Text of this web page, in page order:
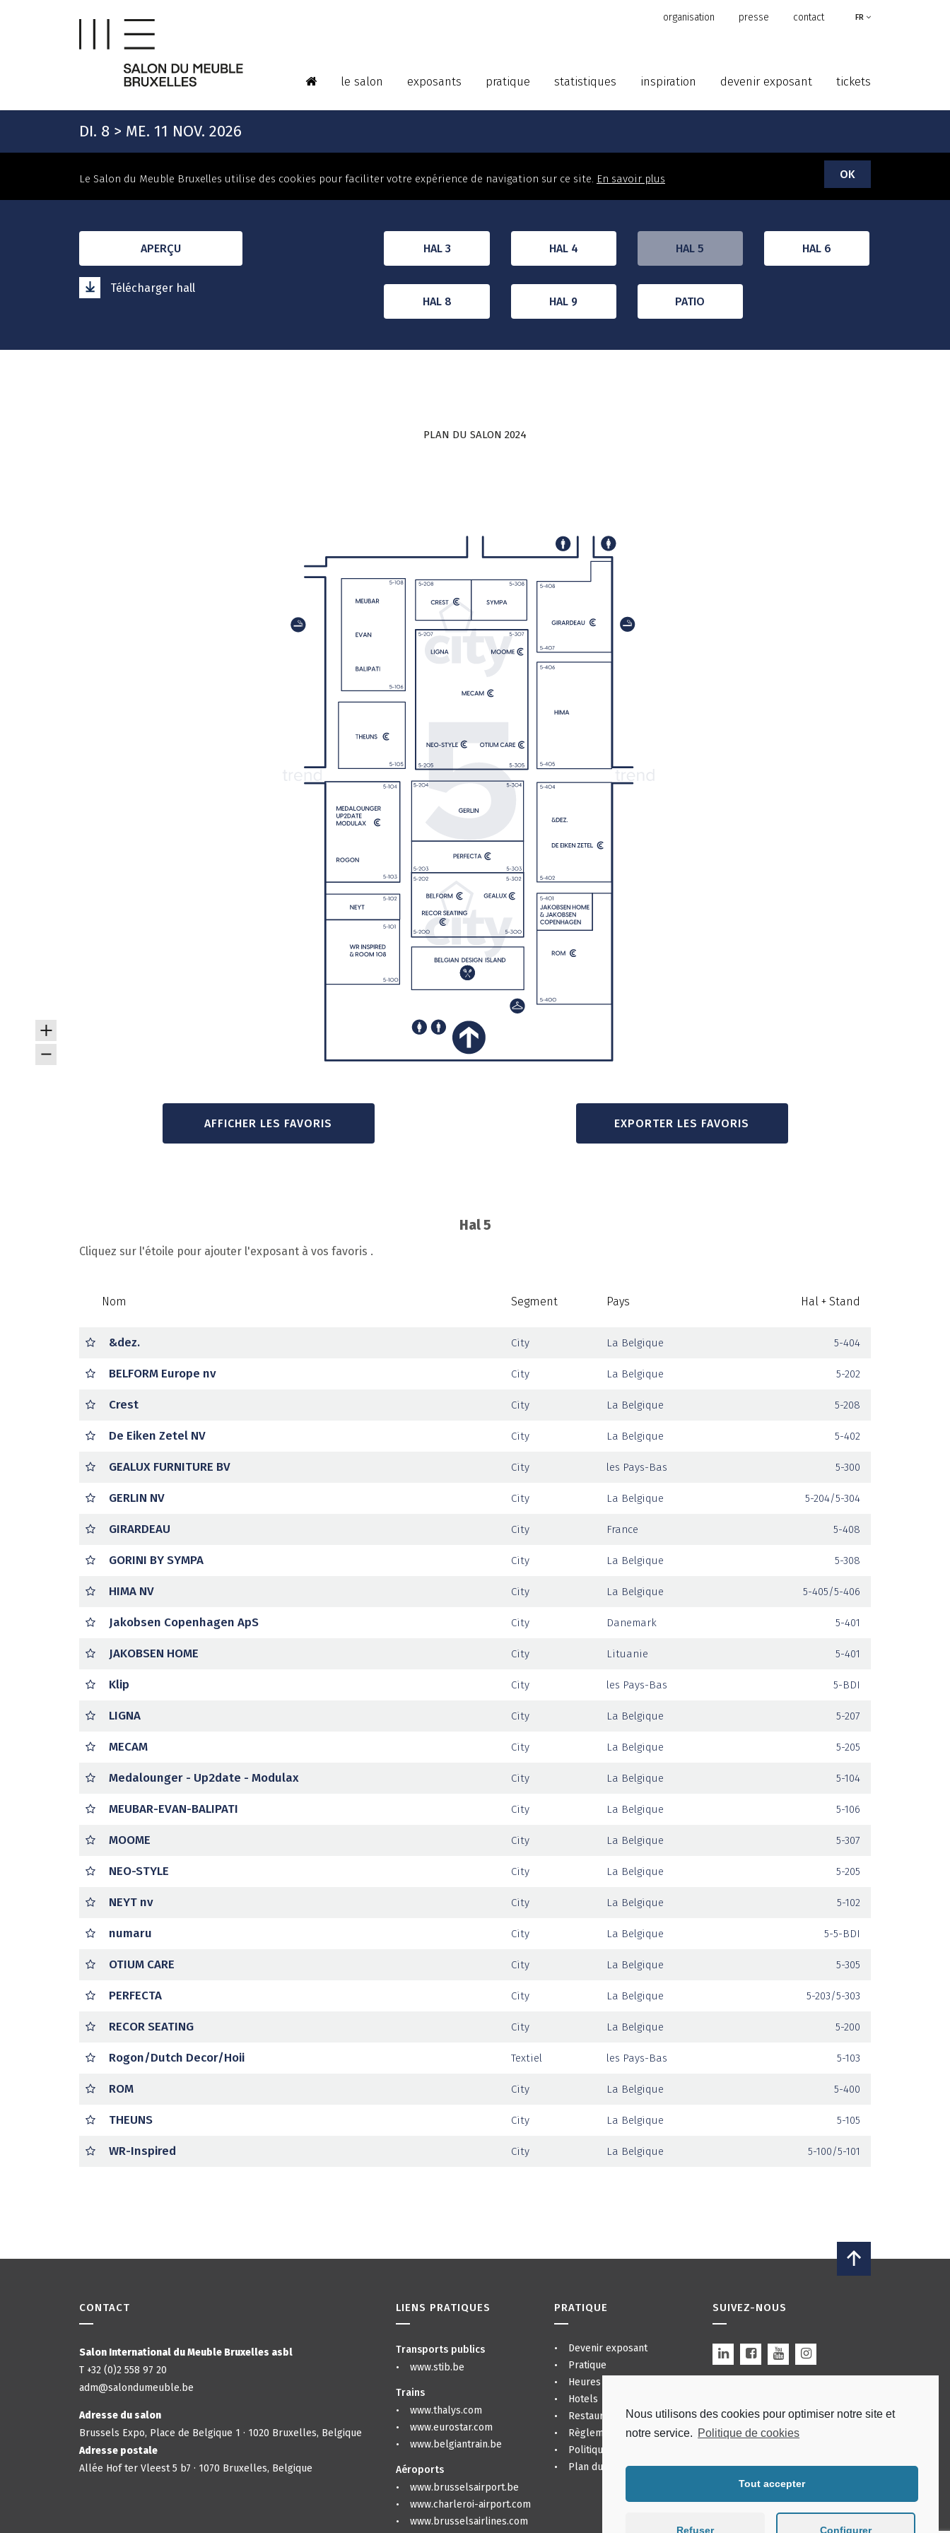
organisation presse contact FR
le salon exposants pratique statistiques inspiration devenir exposant tickets
DI. 8 > ME. 11 NOV. 2026
Le Salon du Meuble Bruxelles utilise des cookies pour faciliter votre expérience de navigation sur ce site. En savoir plus OK
APERÇU
Télécharger hall
HAL 3 HAL 4 HAL 5 HAL 6
HAL 8 HAL 9 PATIO
PLAN DU SALON 2024
AFFICHER LES FAVORIS EXPORTER LES FAVORIS
Hal 5
Cliquez sur l'étoile pour ajouter l'exposant à vos favoris .
Nom Segment Pays Hal + Stand
&dez. City La Belgique 5-404
BELFORM Europe nv City La Belgique 5-202
Crest City La Belgique 5-208
De Eiken Zetel NV City La Belgique 5-402
GEALUX FURNITURE BV City les Pays-Bas 5-300
GERLIN NV City La Belgique 5-204/5-304
GIRARDEAU City France 5-408
GORINI BY SYMPA City La Belgique 5-308
HIMA NV City La Belgique 5-405/5-406
Jakobsen Copenhagen ApS City Danemark 5-401
JAKOBSEN HOME City Lituanie 5-401
Klip City les Pays-Bas 5-BDI
LIGNA City La Belgique 5-207
MECAM City La Belgique 5-205
Medalounger - Up2date - Modulax City La Belgique 5-104
MEUBAR-EVAN-BALIPATI City La Belgique 5-106
MOOME City La Belgique 5-307
NEO-STYLE City La Belgique 5-205
NEYT nv City La Belgique 5-102
numaru City La Belgique 5-5-BDI
OTIUM CARE City La Belgique 5-305
PERFECTA City La Belgique 5-203/5-303
RECOR SEATING City La Belgique 5-200
Rogon/Dutch Decor/Hoii Textiel les Pays-Bas 5-103
ROM City La Belgique 5-400
THEUNS City La Belgique 5-105
WR-Inspired City La Belgique 5-100/5-101
CONTACT
Salon International du Meuble Bruxelles asbl
T +32 (0)2 558 97 20
adm@salondumeuble.be
Adresse du salon
Brussels Expo, Place de Belgique 1 · 1020 Bruxelles, Belgique
Adresse postale
Allée Hof ter Vleest 5 b7 · 1070 Bruxelles, Belgique
LIENS PRATIQUES
Transports publics
www.stib.be
Trains
www.thalys.com
www.eurostar.com
www.belgiantrain.be
Aéroports
www.brusselsairport.be
www.charleroi-airport.com
www.brusselsairlines.com
PRATIQUE
Devenir exposant
Pratique
Heures d’ouverture
Hotels
Restaurants & Bars
Règlement général
Politique de confidentialité
Plan du site
SUIVEZ-NOUS
Site by modulo
Nous utilisons des cookies pour optimiser notre site et
notre service. Politique de cookies
Tout accepter
Refuser Configurer